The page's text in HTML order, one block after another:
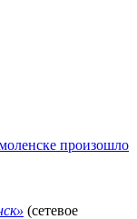
произошло
(сетевое